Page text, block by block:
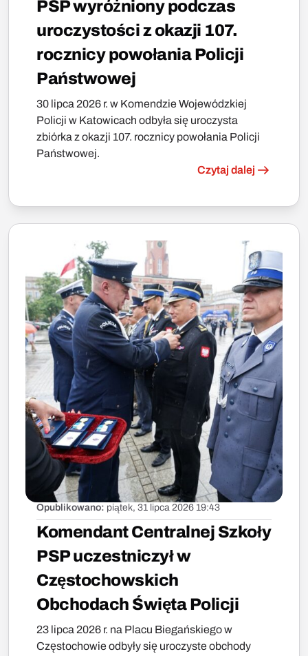
PSP wyróżniony podczas
uroczystości z okazji 107.
rocznicy powołania Policji
Państwowej
30 lipca 2026 r. w Komendzie Wojewódzkiej
Policji w Katowicach odbyła się uroczysta
zbiórka z okazji 107. rocznicy powołania Policji
Państwowej.
Czytaj dalej
Opublikowano: piątek, 31 lipca 2026 19:43
Komendant Centralnej Szkoły
PSP uczestniczył w
Częstochowskich
Obchodach Święta Policji
23 lipca 2026 r. na Placu Biegańskiego w
Częstochowie odbyły się uroczyste obchody